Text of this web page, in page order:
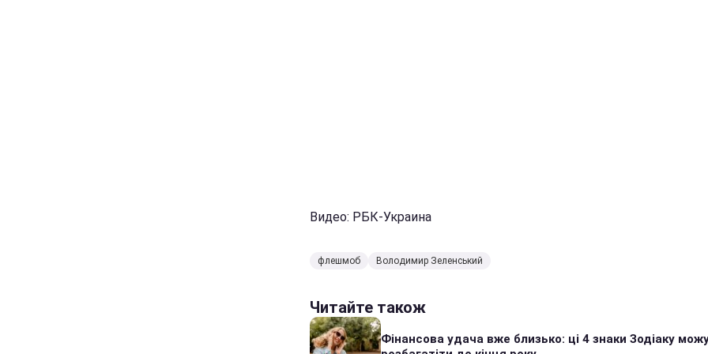
Видео: РБК-Украина
флешмоб Володимир Зеленський
Читайте також
Фінансова удача вже близько: ці 4 знаки Зодіаку